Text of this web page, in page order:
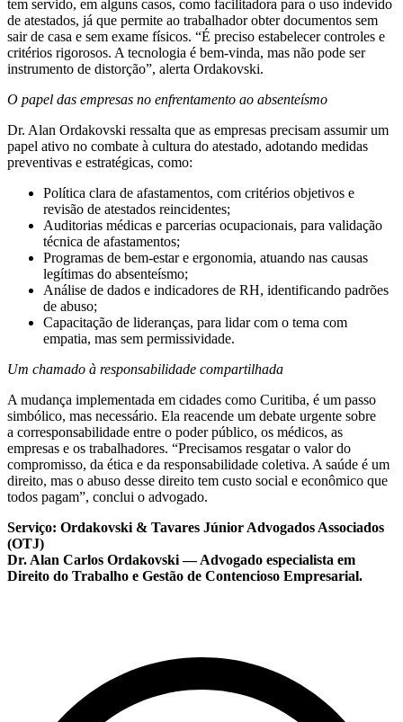
tem servido, em alguns casos, como facilitadora para o uso indevido
de atestados, já que permite ao trabalhador obter documentos sem
sair de casa e sem exame físicos. “É preciso estabelecer controles e
critérios rigorosos. A tecnologia é bem-vinda, mas não pode ser
instrumento de distorção”, alerta Ordakovski.
O papel das empresas no enfrentamento ao absenteísmo
Dr. Alan Ordakovski ressalta que as empresas precisam assumir um
papel ativo no combate à cultura do atestado, adotando medidas
preventivas e estratégicas, como:
Política clara de afastamentos, com critérios objetivos e
revisão de atestados reincidentes;
Auditorias médicas e parcerias ocupacionais, para validação
técnica de afastamentos;
Programas de bem-estar e ergonomia, atuando nas causas
legítimas do absenteísmo;
Análise de dados e indicadores de RH, identificando padrões
de abuso;
Capacitação de lideranças, para lidar com o tema com
empatia, mas sem permissividade.
Um chamado à responsabilidade compartilhada
A mudança implementada em cidades como Curitiba, é um passo
simbólico, mas necessário. Ela reacende um debate urgente sobre
a corresponsabilidade entre o poder público, os médicos, as
empresas e os trabalhadores. “Precisamos resgatar o valor do
compromisso, da ética e da responsabilidade coletiva. A saúde é um
direito, mas o abuso desse direito tem custo social e econômico que
todos pagam”, conclui o advogado.
Serviço: Ordakovski & Tavares Júnior Advogados Associados
(OTJ)
Dr. Alan Carlos Ordakovski — Advogado especialista em
Direito do Trabalho e Gestão de Contencioso Empresarial.